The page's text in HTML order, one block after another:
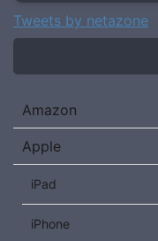
Tweets by netazone
Amazon
Apple
iPad
iPhone